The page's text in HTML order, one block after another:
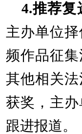
4.推荐复
主办单位
频作品征
其他相关
获奖，主
跟进报道。